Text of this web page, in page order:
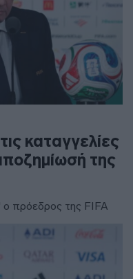
καταγγελίες
της
ο πρόεδρος της FIFA